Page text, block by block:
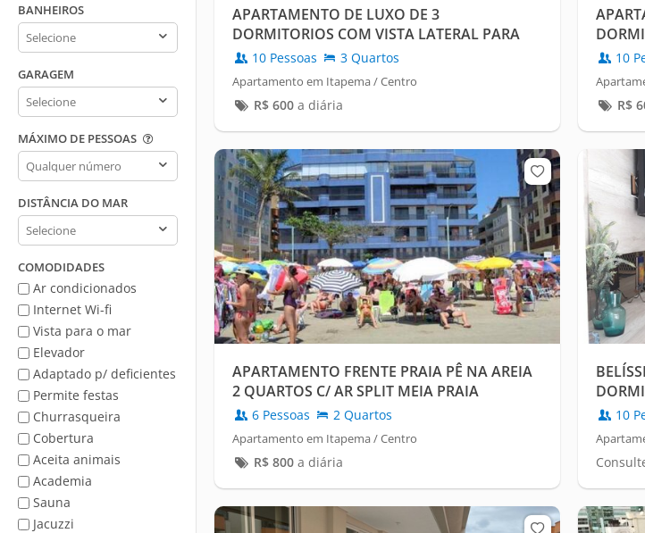
BANHEIROS
Banheiros
GARAGEM
Garagem
MÁXIMO DE PESSOAS
Máximo
de
pessoas
DISTÂNCIA DO MAR
Distância
do
Mar
COMODIDADES
Ar condicionados
Internet Wi-fi
Vista para o mar
Elevador
Adaptado p/ deficientes
Permite festas
Churrasqueira
Cobertura
Aceita animais
Academia
Sauna
Jacuzzi
APARTAMENTO DE LUXO DE 3
DORMITORIOS COM VISTA LATERAL PARA
MAR10 Pessoas 3 Quartos
Apartamento em Itapema / Centro
R$ 600a diária
MAR
10
R$
APARTAMENTO FRENTE PRAIA PÊ NA AREIA
2 QUARTOS C/ AR SPLIT MEIA PRAIA
6 Pessoas 2 Quartos
Apartamento em Itapema / Centro
R$ 800a diária
10